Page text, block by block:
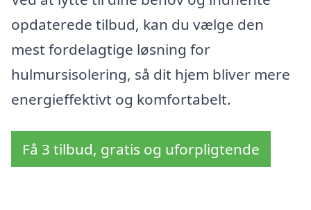
opdaterede tilbud, kan du vælge den
mest fordelagtige løsning for
hulmursisolering, så dit hjem bliver mere
energieffektivt og komfortabelt.
Få 3 tilbud, gratis og uforpligtende